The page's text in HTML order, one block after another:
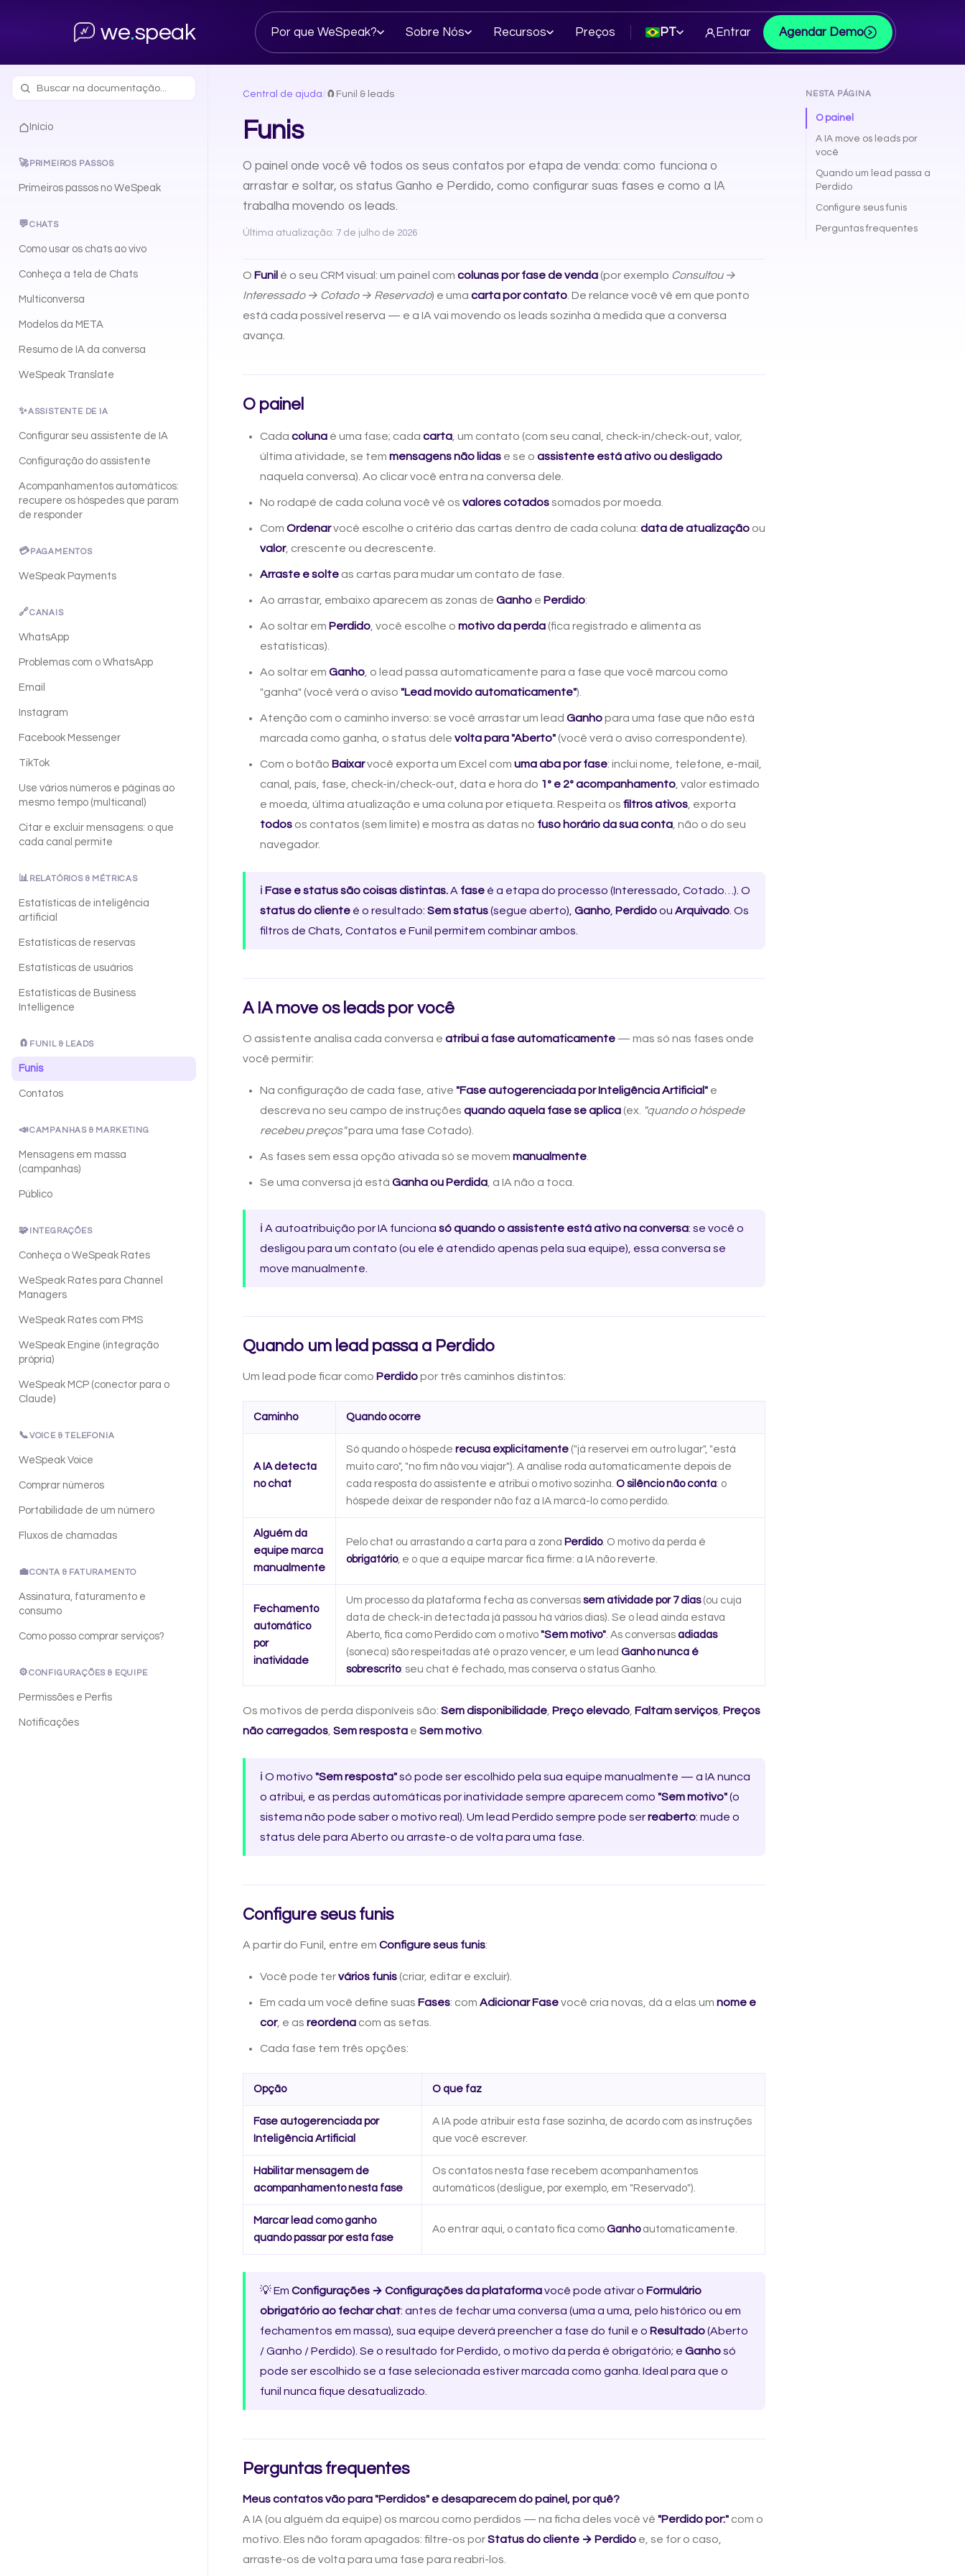
we.speak Por que WeSpeak? Sobre Nós Recursos Preços PT Entrar Agendar Demo
Início
🚀 PRIMEIROS PASSOS
Primeiros passos no WeSpeak
💬CHATS
Como usar os chats ao vivo
Conheça a tela de Chats
Multiconversa
Modelos da META
Resumo de IA da conversa
WeSpeak Translate
✨ASSISTENTE DE IA
Configurar seu assistente de IA
Configuração do assistente
Acompanhamentos automáticos:
recupere os hóspedes que param
de responder
💳 PAGAMENTOS
WeSpeak Payments
🔗CANAIS
WhatsApp
Problemas com o WhatsApp
Email
Instagram
Facebook Messenger
TikTok
Use vários números e páginas ao
mesmo tempo (multicanal)
Citar e excluir mensagens: o que
cada canal permite
📊 RELATÓRIOS & MÉTRICAS
Estatísticas de inteligência
artificial
Estatísticas de reservas
Estatísticas de usuários
Estatísticas de Business
Intelligence
🧲 FUNIL & LEADS
Funis
Contatos
📣CAMPANHAS & MARKETING
Mensagens em massa
(campanhas)
Público
🧩 INTEGRAÇÕES
Conheça o WeSpeak Rates
WeSpeak Rates para Channel
Managers
WeSpeak Rates com PMS
WeSpeak Engine (integração
própria)
WeSpeak MCP (conector para o
Claude)
📞VOICE & TELEFONIA
WeSpeak Voice
Comprar números
Portabilidade de um número
Fluxos de chamadas
💼CONTA & FATURAMENTO
Assinatura, faturamento e
consumo
Como posso comprar serviços?
⚙️CONFIGURAÇÕES & EQUIPE
Permissões e Perfis
Notificações
Central de ajuda/ 🧲 Funil & leads
Funis
O painel onde você vê todos os seus contatos por etapa de venda: como funciona o
arrastar e soltar, os status Ganho e Perdido, como configurar suas fases e como a IA
trabalha movendo os leads.
Última atualização: 7 de julho de 2026
O Funil é o seu CRM visual: um painel com colunas por fase de venda(por exemplo Consultou →
Interessado → Cotado → Reservado) e uma carta por contato . De relance você vê em que ponto
está cada possível reserva — e a IA vai movendo os leads sozinha à medida que a conversa
avança.
O painel
Cada coluna é uma fase; cada carta , um contato (com seu canal, check-in/check-out, valor,
última atividade, se tem mensagens não lidas e se o assistente está ativo ou desligado
naquela conversa). Ao clicar você entra na conversa dele.
No rodapé de cada coluna você vê os valores cotadossomados por moeda.
Com Ordenarvocê escolhe o critério das cartas dentro de cada coluna: data de atualização ou
valor, crescente ou decrescente.
Arraste e solte as cartas para mudar um contato de fase.
Ao arrastar, embaixo aparecem as zonas de Ganho e Perdido:
Ao soltar em Perdido , você escolhe o motivo da perda(fica registrado e alimenta as
estatísticas).
Ao soltar em Ganho , o lead passa automaticamente para a fase que você marcou como
"ganha" (você verá o aviso "Lead movido automaticamente").
Atenção com o caminho inverso: se você arrastar um lead Ganhopara uma fase que não está
marcada como ganha, o status dele volta para "Aberto"(você verá o aviso correspondente).
Com o botão Baixarvocê exporta um Excel com uma aba por fase: inclui nome, telefone, e-mail,
canal, país, fase, check-in/check-out, data e hora do 1º e 2º acompanhamento , valor estimado
e moeda, última atualização e uma coluna por etiqueta. Respeita os filtros ativos , exporta
todos os contatos (sem limite) e mostra as datas no fuso horário da sua conta , não o do seu
navegador.
ℹ️ Fase e status são coisas distintas.A fase é a etapa do processo (Interessado, Cotado…). O
status do cliente é o resultado: Sem status(segue aberto), Ganho Perdidoou Arquivado . Os
filtros de Chats, Contatos e Funil permitem combinar ambos.
A IA move os leads por você
O assistente analisa cada conversa e atribui a fase automaticamente — mas só nas fases onde
você permitir:
Na configuração de cada fase, ative "Fase autogerenciada por Inteligência Artificial" e
descreva no seu campo de instruções quando aquela fase se aplica(ex.
"quando o hóspede
recebeu preços"para uma fase Cotado).
As fases sem essa opção ativada só se movem manualmente
Se uma conversa já está Ganha ou Perdida , a IA não a toca.
ℹ️ A autoatribuição por IA funciona só quando o assistente está ativo na conversa: se você o
desligou para um contato (ou ele é atendido apenas pela sua equipe), essa conversa se
move manualmente.
Quando um lead passa a Perdido
Um lead pode ficar como Perdidopor três caminhos distintos:
Caminho Quando ocorre
A IA detecta
no chat
Só quando o hóspede recusa explicitamente ("já reservei em outro lugar", "está
muito caro", "no fim não vou viajar"). A análise roda automaticamente depois de
cada resposta do assistente e atribui o motivo sozinha. O silêncio não conta: o
hóspede deixar de responder não faz a IA marcá-lo como perdido.
Alguém da
equipe marca
manualmente
Pelo chat ou arrastando a carta para a zona Perdido. O motivo da perda é
obrigatório, e o que a equipe marcar fica firme: a IA não reverte.
Fechamento
automático
por
inatividade
Um processo da plataforma fecha as conversas sem atividade por 7 dias(ou cuja
data de check-in detectada já passou há vários dias). Se o lead ainda estava
Aberto, fica como Perdido com o motivo "Sem motivo". As conversas adiadas
(soneca) são respeitadas até o prazo vencer, e um lead Ganho nunca é
sobrescrito: seu chat é fechado, mas conserva o status Ganho.
Os motivos de perda disponíveis são: Sem disponibilidade Preço elevado Faltam serviços Preços
não carregados Sem resposta e Sem motivo
ℹ️ O motivo "Sem resposta"só pode ser escolhido pela sua equipe manualmente — a IA nunca
o atribui, e as perdas automáticas por inatividade sempre aparecem como "Sem motivo"(o
sistema não pode saber o motivo real). Um lead Perdido sempre pode serreaberto: mude o
status dele para Aberto ou arraste-o de volta para uma fase.
Configure seus funis
A partir do Funil, entre em Configure seus funis:
Você pode tervários funis(criar, editar e excluir).
Em cada um você define suas Fases: com Adicionar Fasevocê cria novas, dá a elas um nome e
cor, e as reordena com as setas.
Cada fase tem três opções:
Opção O que faz
Fase autogerenciada por
Inteligência Artificial
A IA pode atribuir esta fase sozinha, de acordo com as instruções
que você escrever.
Habilitar mensagem de
acompanhamento nesta fase
Os contatos nesta fase recebem acompanhamentos
automáticos (desligue, por exemplo, em "Reservado").
Marcar lead como ganho
quando passar por esta fase
Ao entrar aqui, o contato fica como Ganhoautomaticamente.
💡 Em Configurações → Configurações da plataformavocê pode ativar o Formulário
obrigatório ao fechar chat: antes de fechar uma conversa (uma a uma, pelo histórico ou em
fechamentos em massa), sua equipe deverá preencher a fase do funil e o Resultado(Aberto
/ Ganho / Perdido). Se o resultado for Perdido, o motivo da perda é obrigatório; e Ganhosó
pode ser escolhido se a fase selecionada estiver marcada como ganha. Ideal para que o
funil nunca fique desatualizado.
Perguntas frequentes
Meus contatos vão para "Perdidos" e desaparecem do painel, por quê?
A IA (ou alguém da equipe) os marcou como perdidos — na ficha deles você vê "Perdido por:" com o
motivo. Eles não foram apagados: filtre-os porStatus do cliente → Perdido e, se for o caso,
arraste-os de volta para uma fase para reabri-los.
NESTA PÁGINA
O painel
A IA move os leads por
você
Quando um lead passa a
Perdido
Configure seus funis
Perguntas frequentes